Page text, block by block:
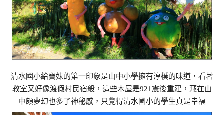
清水國小給寶妹的第一印象是山中小學擁有淳樸的味道，看著
教室又好像渡假村民宿般，這些木屋是921震後重建，藏在山
中頗夢幻也多了神秘感，只覺得清水國小的學生真是幸福